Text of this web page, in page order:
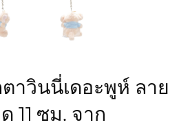
าวินนี่เดอะพูห์ ลาย
11 ซม. จาก